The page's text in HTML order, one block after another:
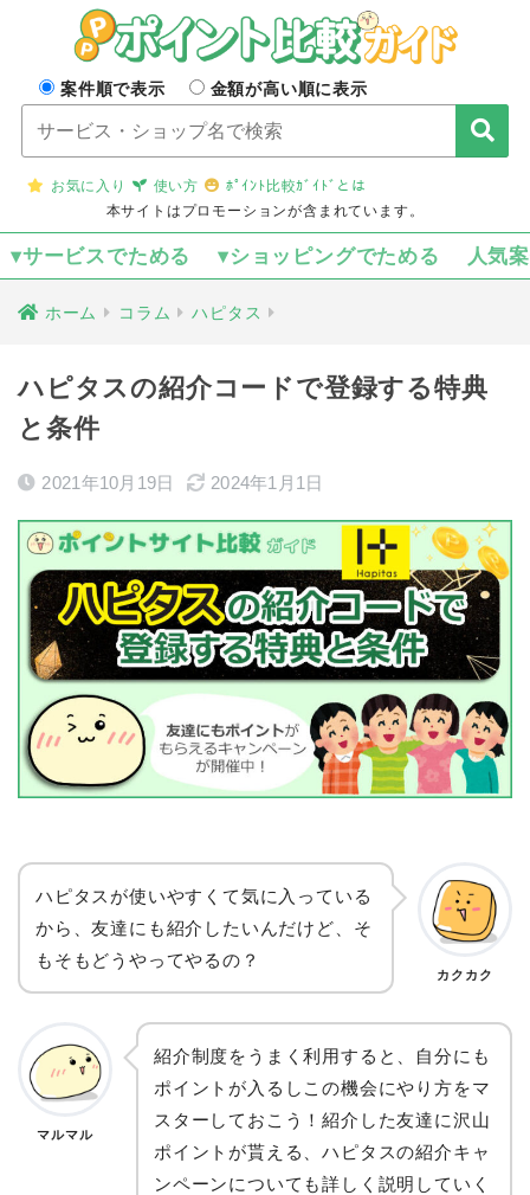
案件順で表示 金額が高い順に表示
お気に入り 使い方
ﾎﾟｲﾝﾄ比較ｶﾞｲﾄﾞとは
本サイトはプロモーションが含まれています。
▾サービスでためる ▾ショッピングでためる 人気
ホーム コラム ハピタス
ハピタスの紹介コードで登録する特典
と条件
2021年10月19日 2024年1月1日
ハピタスが使いやすくて気に入っている
から、友達にも紹介したいんだけど、そ
もそもどうやってやるの？
カクカク
マルマル
紹介制度をうまく利用すると、自分にも
ポイントが入るしこの機会にやり方をマ
スターしておこう！紹介した友達に沢山
ポイントが貰える、ハピタスの紹介キャ
ンペーンについても詳しく説明していく